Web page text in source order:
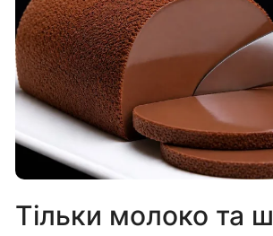
Тільки молоко та